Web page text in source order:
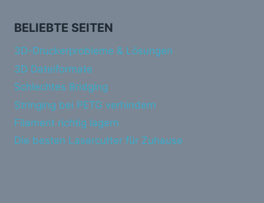
BELIEBTE SEITEN
3D-Druckerprobleme & Lösungen
3D Dateiformate
Schlechtes Bridging
Stringing bei PETG verhindern
Filament richtig lagern
Die besten Lasercutter für Zuhause